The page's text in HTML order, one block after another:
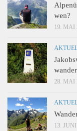
wen?
19. MAI
28. MAI
13.